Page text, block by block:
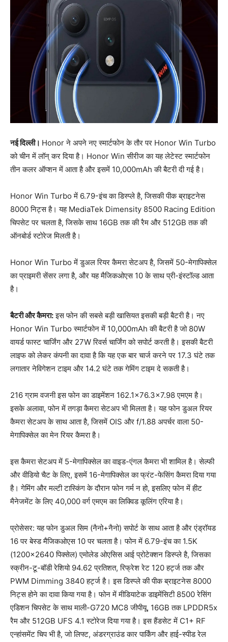
नई दिल्ली। Honor ने अपने नए स्मार्टफोन के तौर पर Honor Win Turbo
को चीन में लॉन् कर दिया है। Honor Win सीरीज का यह लेटेस्ट स्मार्टफोन
तीन कलर ऑप्शन में आता है और इसमें 10,000mAh की बैटरी दी गई है।
Honor Win Turbo में 6.79-इंच का डिस्प्ले है, जिसकी पीक ब्राइटनेस
8000 निट्स है। यह MediaTek Dimensity 8500 Racing Edition
चिपसेट पर चलता है, जिसके साथ 16GB तक की रैम और 512GB तक की
ऑनबोर्ड स्टोरेज मिलती है।
Honor Win Turbo में डुअल रियर कैमरा सेटअप है, जिसमें 50-मेगापिक्सेल
का प्राइमरी सेंसर लगा है, और यह मैजिकओएस 10 के साथ प्री-इंस्टॉल्ड आता
है।
बैटरी और कैमरा:इस फोन की सबसे बड़ी खासियत इसकी बड़ी बैटरी है। नए
Honor Win Turbo स्मार्टफोन में 10,000mAh की बैटरी है जो 80W
वायर्ड फास्ट चार्जिंग और 27W रिवर्स चार्जिंग को सपोर्ट करती है। इसकी बैटरी
लाइफ को लेकर कंपनी का दावा है कि यह एक बार चार्ज करने पर 17.3 घंटे तक
लगातार नेविगेशन टाइम और 14.2 घंटे तक गेमिंग टाइम दे सकती है।
216 ग्राम वजनी इस फोन का डाइमेंशन 162.1×76.3×7.98 एमएम है।
इसके अलावा, फोन में तगड़ा कैमरा सेटअप भी मिलता है। यह फोन डुअल रियर
कैमरा सेटअप के साथ आता है, जिसमें OIS और f/1.88 अपर्चर वाला 50-
मेगापिक्सेल का मेन रियर कैमरा है।
इस कैमरा सेटअप में 5-मेगापिक्सेल का वाइड-एंगल कैमरा भी शामिल है। सेल्फी
और वीडियो चैट के लिए, इसमें 16-मेगापिक्सेल का फ्रंट-फेसिंग कैमरा दिया गया
है। गेमिंग और मल्टी टास्किंग के दौरान फोन गर्म न हो, इसलिए फोन में हीट
मैनेजमेंट के लिए 40,000 वर्ग एमएम का लिक्विड कूलिंग एरिया है।
प्रोसेसर: यह फोन डुअल सिम (नैनो+नैनो) सपोर्ट के साथ आता है और एंड्रॉयड
16 पर बेस्ड मैजिकओएस 10 पर चलता है। फोन में 6.79-इंच का 1.5K
(1200×2640 पिक्सेल) एमोलेड ओएसिस आई प्रोटेक्शन डिस्प्ले है, जिसका
स्क्रीन-टू-बॉडी रेशियो 94.62 प्रतिशत, रिफ्रेश रेट 120 हर्ट्ज तक और
PWM Dimming 3840 हर्ट्ज है। इस डिस्प्ले की पीक ब्राइटनेस 8000
निट्स होने का दावा किया गया है। फोन में मीडियाटेक डाइमेंसिटी 8500 रेसिंग
एडिशन चिपसेट के साथ माली-G720 MC8 जीपीयू, 16GB तक LPDDR5x
रैम और 512GB UFS 4.1 स्टोरेज दिया गया है। इस हैंडसेट में C1+ RF
एन्हांसमेंट चिप भी है, जो लिफ्ट, अंडरग्राउंड कार पार्किंग और हाई-स्पीड रेल